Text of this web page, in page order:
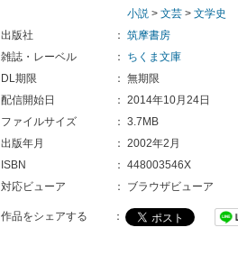
小説 > 文芸 > 文学史
出版社
： 筑摩書房
雑誌・レーベル
：
ちくま文庫
DL期限
： 無期限
配信開始日
： 2014年10月24日
ファイルサイズ
： 3.7MB
出版年月
： 2002年2月
ISBN
： 448003546X
対応ビューア
： ブラウザビューア
作品をシェアする ：